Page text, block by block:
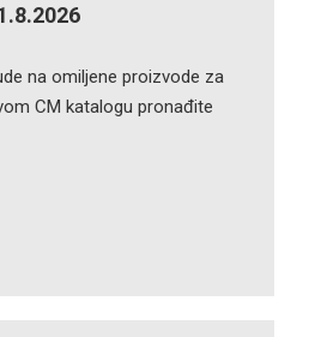
na omiljene proizvode za
CM katalogu pronađite